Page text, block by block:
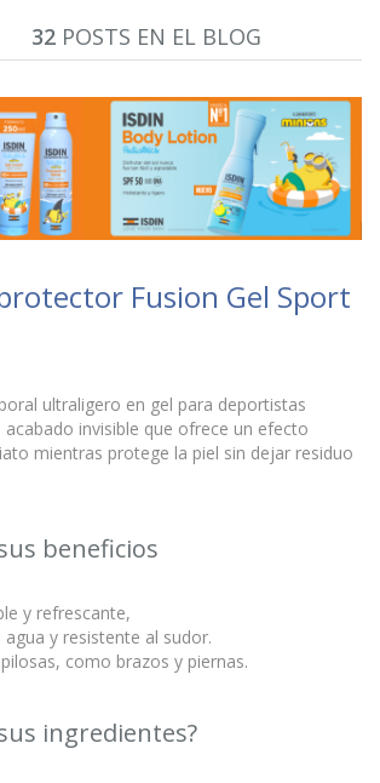
32 POSTS EN EL BLOG
Fusion Gel Sport
ultraligero en gel para deportistas
invisible que ofrece un efecto
mientras protege la piel sin dejar residuo
beneficios
y refrescante,
y resistente al sudor.
como brazos y piernas.
ingredientes?